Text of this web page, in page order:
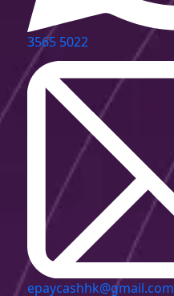
3565 5022
epaycashhk@gmail.com